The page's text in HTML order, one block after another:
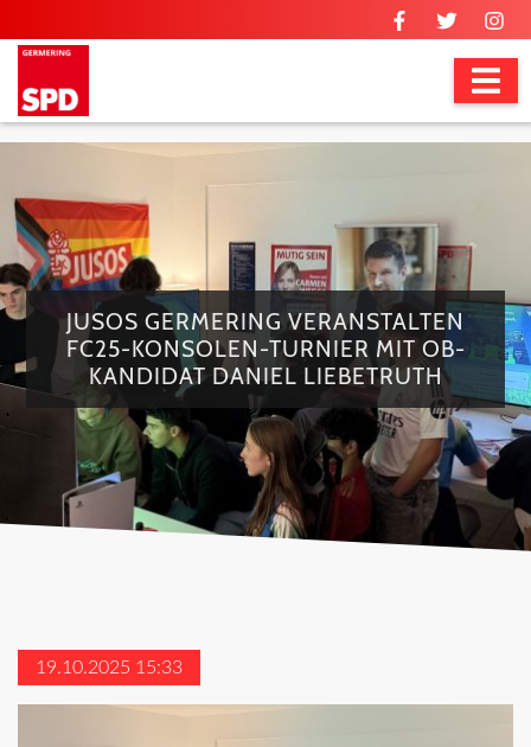
JUSOS GERMERING VERANSTALTEN
FC25-KONSOLEN-TURNIER MIT OB-
KANDIDAT DANIEL LIEBETRUTH
19.10.2025 15:33